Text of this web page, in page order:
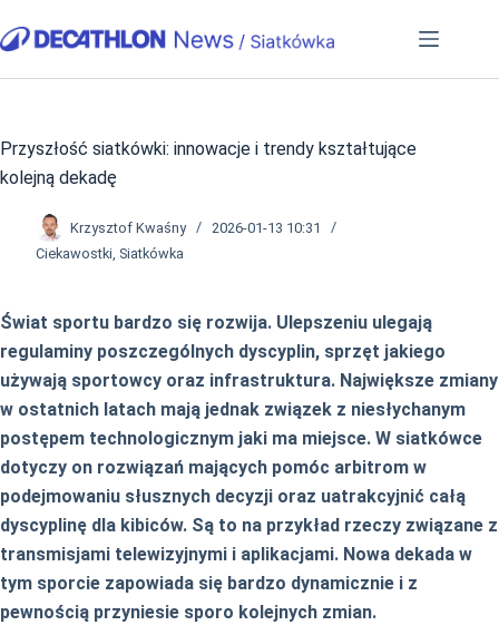
do
Przyszłość siatkówki: innowacje i trendy kształtujące
kolejną dekadę
Krzysztof Kwaśny
2026-01-13 10:31
Ciekawostki, Siatkówka
Świat sportu bardzo się rozwija. Ulepszeniu ulegają
regulaminy poszczególnych dyscyplin, sprzęt jakiego
używają sportowcy oraz infrastruktura. Największe zmiany
w ostatnich latach mają jednak związek z niesłychanym
postępem technologicznym jaki ma miejsce. W siatkówce
dotyczy on rozwiązań mających pomóc arbitrom w
podejmowaniu słusznych decyzji oraz uatrakcyjnić całą
dyscyplinę dla kibiców. Są to na przykład rzeczy związane z
transmisjami telewizyjnymi i aplikacjami. Nowa dekada w
tym sporcie zapowiada się bardzo dynamicznie i z
pewnością przyniesie sporo kolejnych zmian.